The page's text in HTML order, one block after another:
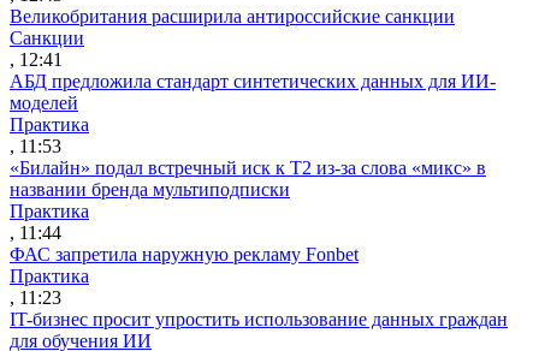
Великобритания расширила антироссийские санкции
Санкции
, 12:41
АБД предложила стандарт синтетических данных для ИИ-
моделей
Практика
, 11:53
«Билайн» подал встречный иск к Т2 из-за слова «микс» в
названии бренда мультиподписки
Практика
, 11:44
ФАС запретила наружную рекламу Fonbet
Практика
, 11:23
IT-бизнес просит упростить использование данных граждан
для обучения ИИ